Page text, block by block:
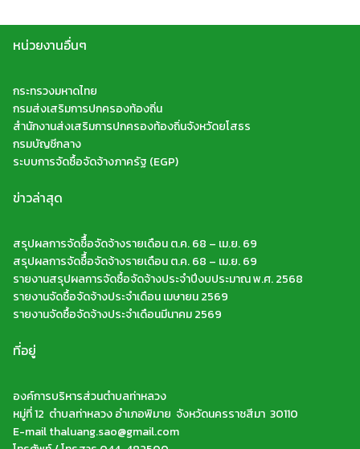
หน่วยงานอื่นๆ
กระทรวงมหาดไทย
กรมส่งเสริมการปกครองท้องถิ่น
สำนักงานส่งเสริมการปกครองท้องถิ่นจังหวัดยโสธร
กรมบัญชีกลาง
ระบบการจัดซื้อจัดจ้างภาครัฐ (EGP)
ข่าวล่าสุด
สรุปผลการจัดซืื้อจัดจ้างรายเดือน ต.ค. 68 – เม.ย. 69
สรุปผลการจัดซืื้อจัดจ้างรายเดือน ต.ค. 68 – เม.ย. 69
รายงานสรุปผลการจัดซื้อจัดจ้างประจำปีงบประมาณ พ.ศ. 2568
รายงานจัดซื้อจัดจ้างประจำเดือน เมษายน 2569
รายงานจัดซื้อจัดจ้างประจำเดือนมีนาคม 2569
ที่อยู่
องค์การบริหารส่วนตำบลท่าหลวง
หมู่ที่ 12 ตำบลท่าหลวง อำเภอพิมาย จังหวัดนครราชสีมา 30110
E-mail thaluang.sao@gmail.com